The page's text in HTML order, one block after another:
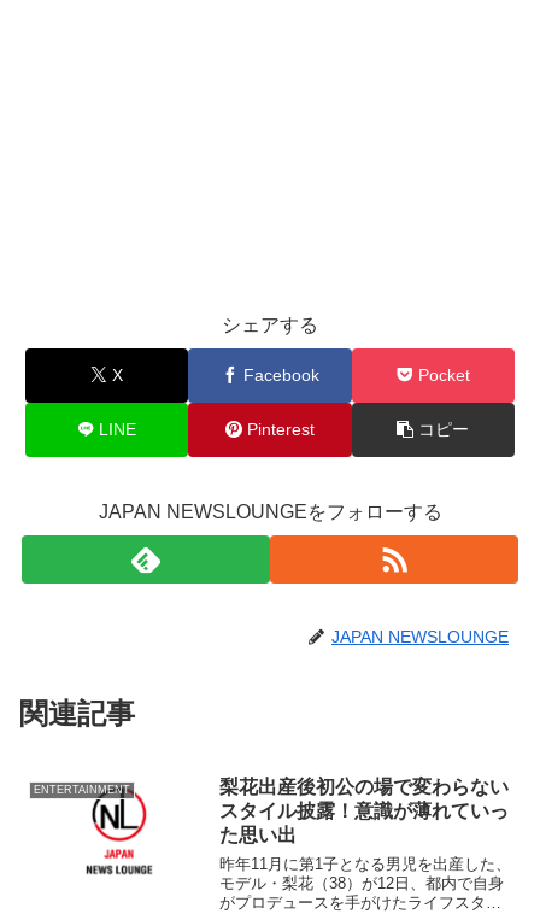
シェアする
X Facebook Pocket
LINE Pinterest コピー
JAPAN NEWSLOUNGEをフォローする
JAPAN NEWSLOUNGE
関連記事
ENTERTAINMENT
梨花出産後初公の場で変わらない
スタイル披露！意識が薄れていっ
た思い出
昨年11月に第1子となる男児を出産した、
モデル・梨花（38）が12日、都内で自身
がプロデュースを手がけたライフスタイ